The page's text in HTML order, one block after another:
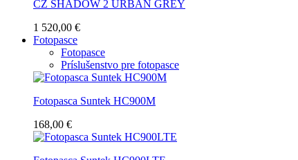
CZ SHADOW 2 URBAN GREY
1 520,00 €
Fotopasce
Fotopasce
Príslušenstvo pre fotopasce
Fotopasca Suntek HC900M
168,00 €